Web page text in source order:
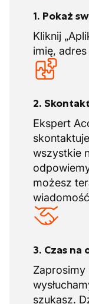
1. Pokaż
Kliknij
imię,
2.
Ekspert
wszystkie
możesz
3. Czas
Zaprosimy
szukasz.